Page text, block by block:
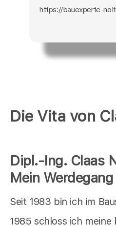
Die Vita von
Dipl.-Ing. Claas
Mein Werdegang
Seit 1983 bin ich im
1985 schloss ich meine
https://bauexperte-